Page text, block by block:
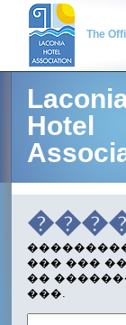
The
Hotel
��� ���
��
���.